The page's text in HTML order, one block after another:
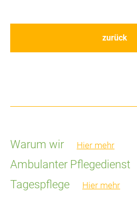
zurück
Warum wir Hier mehr
Ambulanter Pflegedienst
Tagespflege Hier mehr